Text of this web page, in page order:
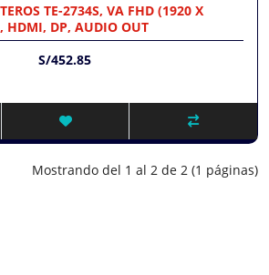
TE-2734S, VA FHD (1920 X
HDMI, DP, AUDIO OUT
S/452.85
Mostrando del 1 al 2 de 2 (1 páginas)